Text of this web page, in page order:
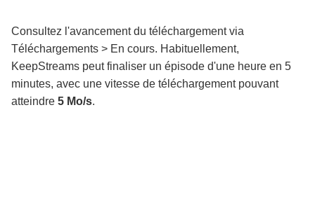
Consultez l'avancement du téléchargement via
Téléchargements > En cours. Habituellement,
KeepStreams peut finaliser un épisode d'une heure en 5
minutes, avec une vitesse de téléchargement pouvant
atteindre 5 Mo/s.